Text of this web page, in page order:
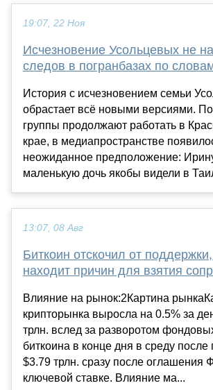
19:07, 22 Ноя
Исчезновение Усольцевых не
следов в погранбазах по
История с исчезновением семьи
обрастает всё новыми версиями.
группы продолжают работать в
крае, в медиапространстве
неожиданное предположение:
маленькую дочь якобы видели в
13:07, 08 Авг
Биткоин отскочил от
находит причин для взятия
Влияние на рынок:2Картина
крипторынка выросла на 0.5% за
трлн. вслед за разворотом
биткоина в конце дня в среду после
$3.79 трлн. сразу после оглашения
ключевой ставке. Влияние ма...